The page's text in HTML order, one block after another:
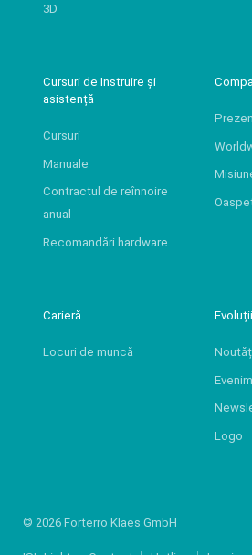
3D
Cursuri de Instruire și
asistență
Cursuri
Manuale
Contractul de reînnoire
anual
Recomandări hardware
Carieră
Locuri de muncă
Logo
© 2026 Forterro Klaes GmbH